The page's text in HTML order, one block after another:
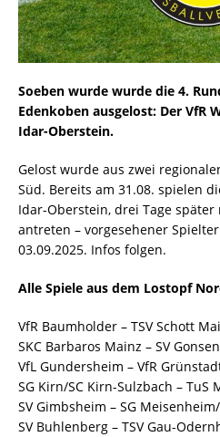
Soeben wurde wurde die 4.
Edenkoben ausgelost: Der VfR
Idar-Oberstein.
Gelost wurde aus zwei
Süd. Bereits am 31.08. spielen
Idar-Oberstein, drei Tage
antreten – vorgesehener
03.09.2025. Infos folgen.
Alle Spiele aus dem Lostopf
VfR Baumholder – TSV Schott
SKC Barbaros Mainz – SV
VfL Gundersheim – VfR
SG Kirn/SC Kirn-Sulzbach – TuS
SV Gimbsheim – SG
SV Buhlenberg – TSV Gau-